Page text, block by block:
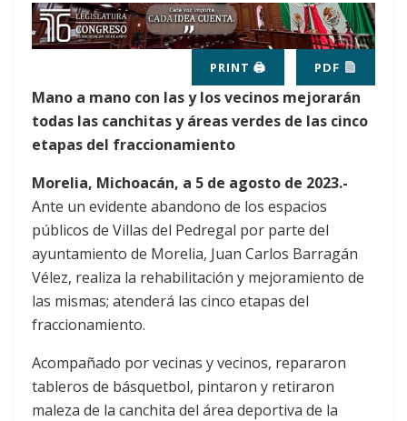
PRINT 🖨 PDF
Mano a mano con las y los vecinos mejorarán
todas las canchitas y áreas verdes de las cinco
etapas del fraccionamiento
Morelia, Michoacán, a 5 de agosto de 2023.-
Ante un evidente abandono de los espacios
públicos de Villas del Pedregal por parte del
ayuntamiento de Morelia, Juan Carlos Barragán
Vélez, realiza la rehabilitación y mejoramiento de
las mismas; atenderá las cinco etapas del
fraccionamiento.
Acompañado por vecinas y vecinos, repararon
tableros de básquetbol, pintaron y retiraron
maleza de la canchita del área deportiva de la